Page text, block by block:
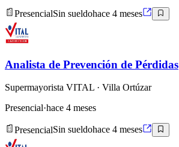
PresencialSin sueldohace 4 meses
Analista de Prevención de Pérdidas
Supermayorista VITAL · Villa Ortúzar
Presencial·hace 4 meses
PresencialSin sueldohace 4 meses